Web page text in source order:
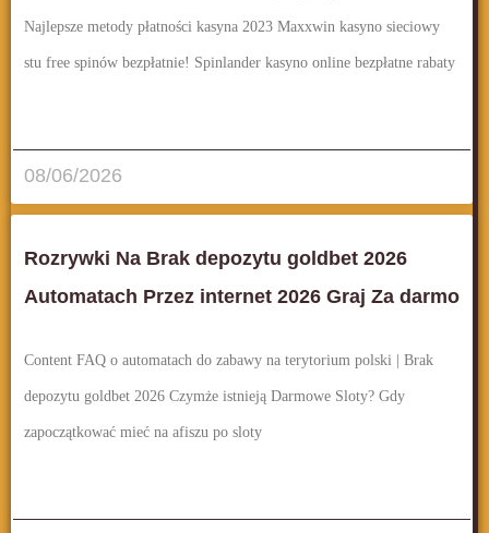
Najlepsze metody płatności kasyna 2023 Maxxwin kasyno sieciowy
stu free spinów bezpłatnie! Spinlander kasyno online bezpłatne rabaty
08/06/2026
Rozrywki Na Brak depozytu goldbet 2026
Automatach Przez internet 2026 Graj Za darmo
Content FAQ o automatach do zabawy na terytorium polski | Brak
depozytu goldbet 2026 Czymże istnieją Darmowe Sloty? Gdy
zapoczątkować mieć na afiszu po sloty